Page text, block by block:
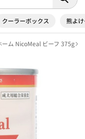
クーラーボックス 熊よ
ーム NicoMeal ビーフ